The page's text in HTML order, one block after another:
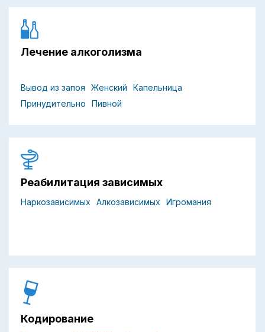
Лечение алкоголизма
Вывод из запоя Женский
Капельница
Принудительно
Пивной
Реабилитация зависимых
Наркозависимых Алкозависимых Игромания
Кодирование